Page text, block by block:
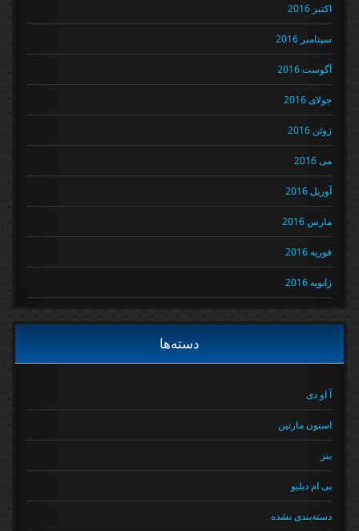
اکتبر 2016
سپتامبر 2016
آگوست 2016
جولای 2016
ژوئن 2016
می 2016
آوریل 2016
مارس 2016
فوریه 2016
ژانویه 2016
دسته‌ها
آ او دی
استون مارتین
بی ام دبلیو
دسته‌بندی نشده